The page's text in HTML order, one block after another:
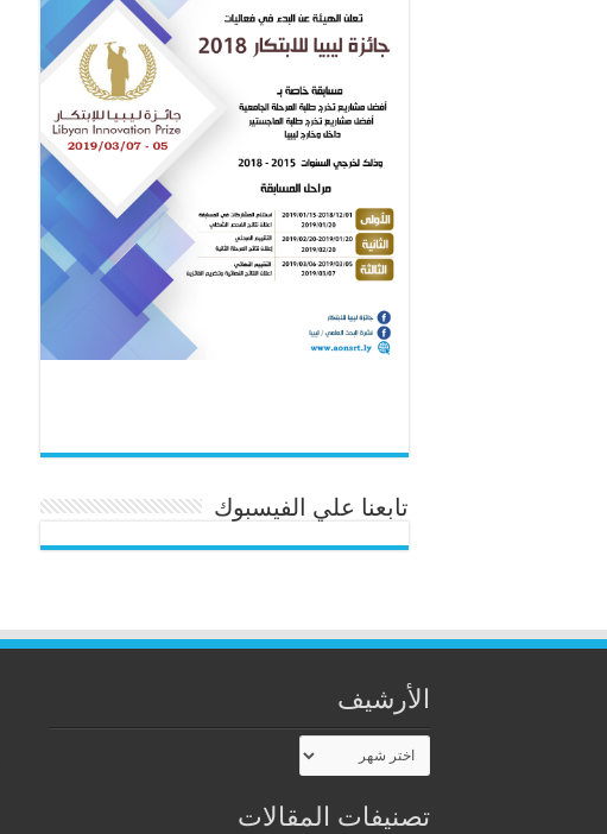
تابعنا علي الفيسبوك
الأرشيف
الأرشيف
تصنيفات المقالات